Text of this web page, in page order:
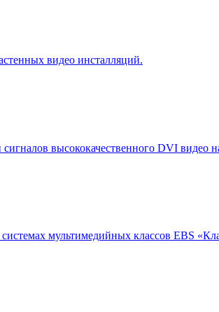
видео инсталляций.
высококачественного DVI видео
мультимедийных классов EBS